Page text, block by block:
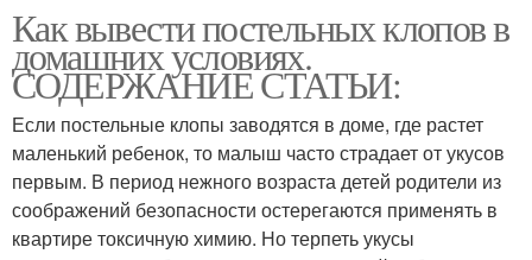
Как вывести постельных клопов в
домашних условиях.
СОДЕРЖАНИЕ СТАТЬИ:
Если постельные клопы заводятся в доме, где растет
маленький ребенок, то малыш часто страдает от укусов
первым. В период нежного возраста детей родители из
соображений безопасности остерегаются применять в
квартире токсичную химию. Но терпеть укусы